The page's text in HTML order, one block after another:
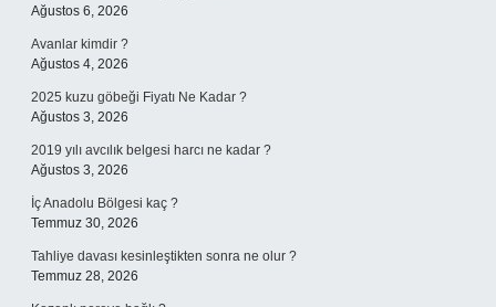
Ağustos 6, 2026
Avanlar kimdir ?
Ağustos 4, 2026
2025 kuzu göbeği Fiyatı Ne Kadar ?
Ağustos 3, 2026
2019 yılı avcılık belgesi harcı ne kadar ?
Ağustos 3, 2026
İç Anadolu Bölgesi kaç ?
Temmuz 30, 2026
Tahliye davası kesinleştikten sonra ne olur ?
Temmuz 28, 2026